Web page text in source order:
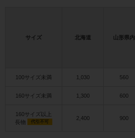
サイズ 北海道 山形県内
100サイズ未満 1,030 560
160サイズ未満 1,300 600
160サイズ以上
長物
代引不可
2,400 900